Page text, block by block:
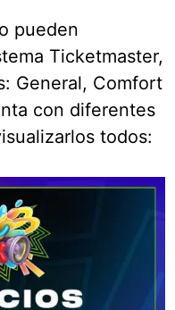
pueden
Ticketmaster,
General, Comfort
con diferentes
todos: